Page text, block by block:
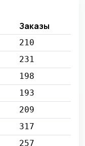
Заказы
210
231
198
193
209
317
257